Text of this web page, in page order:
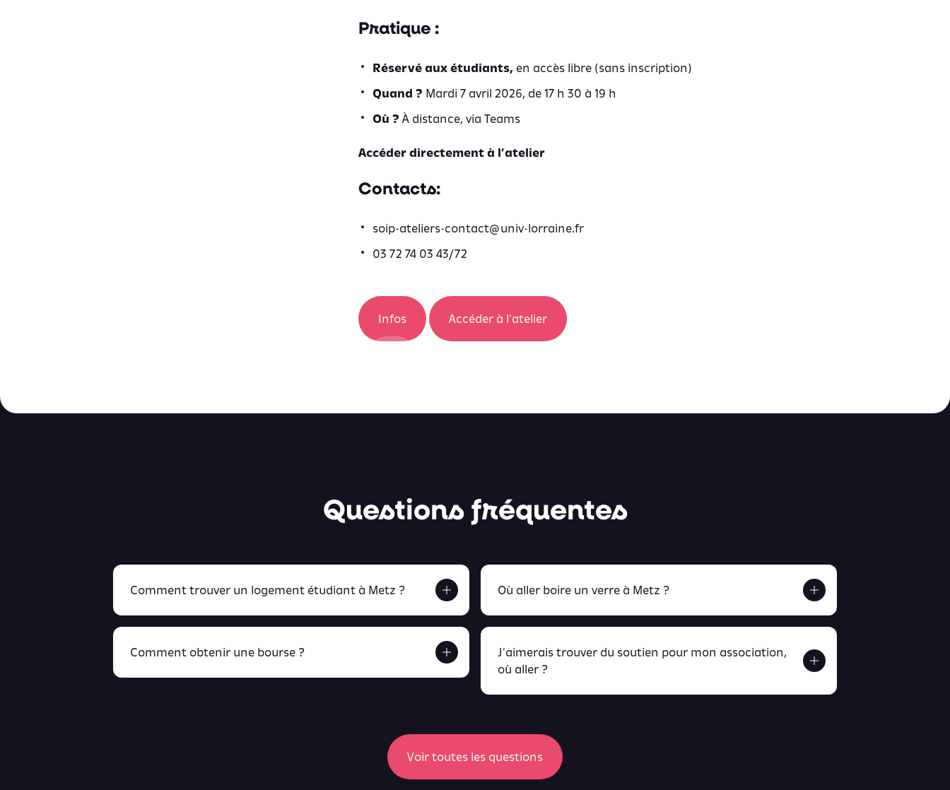
Pratique :
Réservé aux étudiants, en accès libre (sans inscription)
Quand ? Mardi 7 avril 2026, de 17 h 30 à 19 h
Où ? À distance, via Teams
Accéder directement à l’atelier
Contacts:
soip-ateliers-contact@univ-lorraine.fr
03 72 74 03 43/72
Infos Accéder à l'atelier
Questions fréquentes
Comment trouver un logement étudiant à Metz ?
Retrouve tout ça en
Comment obtenir une bourse ?
Où aller boire un verre à Metz ?
J'aimerais trouver du soutien pour mon association,
où aller ?
Voir toutes les questions